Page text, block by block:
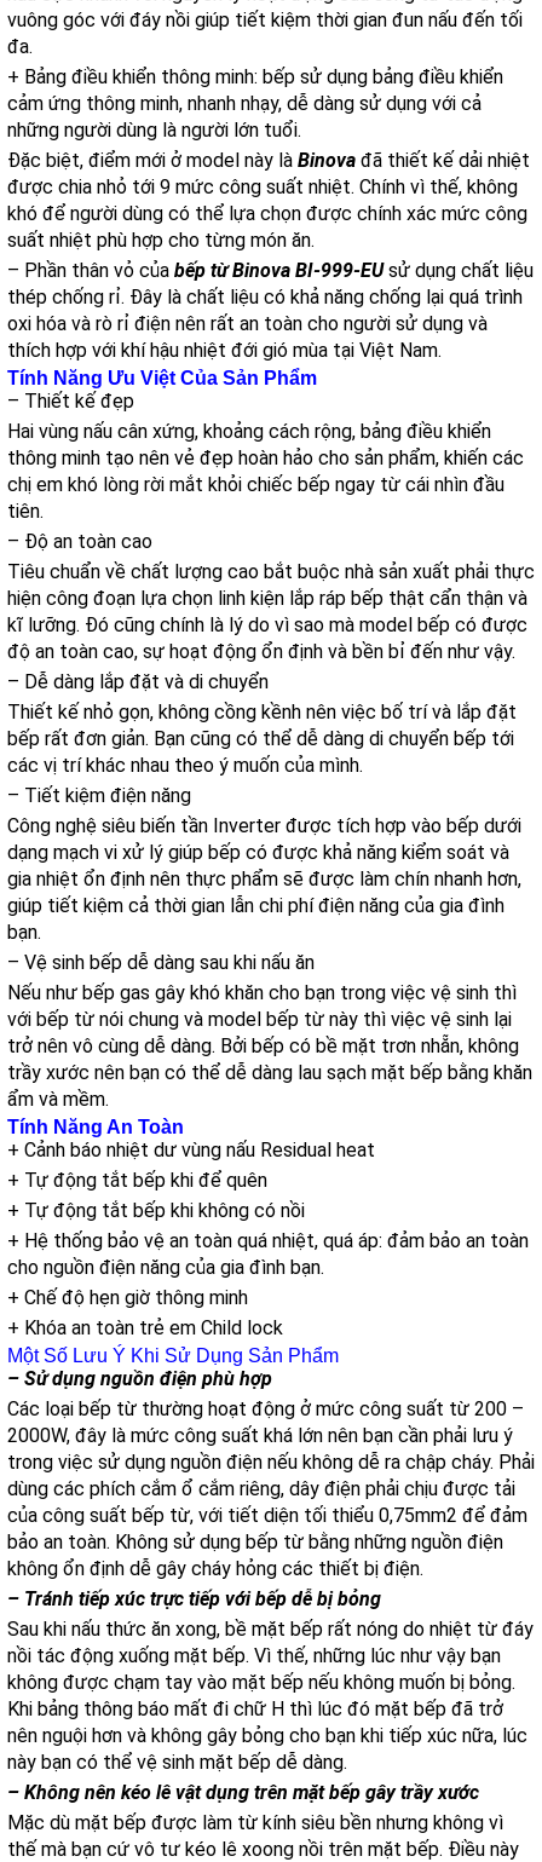
vuông góc với đáy nồi giúp tiết kiệm thời gian đun nấu đến tối
đa.
+ Bảng điều khiển thông minh: bếp sử dụng bảng điều khiển
cảm ứng thông minh, nhanh nhạy, dễ dàng sử dụng với cả
những người dùng là người lớn tuổi.
Đặc biệt, điểm mới ở model này là Binova đã thiết kế dải nhiệt
được chia nhỏ tới 9 mức công suất nhiệt. Chính vì thế, không
khó để người dùng có thể lựa chọn được chính xác mức công
suất nhiệt phù hợp cho từng món ăn.
– Phần thân vỏ của bếp từ Binova BI-999-EU sử dụng chất liệu
thép chống rỉ. Đây là chất liệu có khả năng chống lại quá trình
oxi hóa và rò rỉ điện nên rất an toàn cho người sử dụng và
thích hợp với khí hậu nhiệt đới gió mùa tại Việt Nam.
Tính Năng Ưu Việt Của Sản Phẩm
– Thiết kế đẹp
Hai vùng nấu cân xứng, khoảng cách rộng, bảng điều khiển
thông minh tạo nên vẻ đẹp hoàn hảo cho sản phẩm, khiến các
chị em khó lòng rời mắt khỏi chiếc bếp ngay từ cái nhìn đầu
tiên.
– Độ an toàn cao
Tiêu chuẩn về chất lượng cao bắt buộc nhà sản xuất phải thực
hiện công đoạn lựa chọn linh kiện lắp ráp bếp thật cẩn thận và
kĩ lưỡng. Đó cũng chính là lý do vì sao mà model bếp có được
độ an toàn cao, sự hoạt động ổn định và bền bỉ đến như vậy.
– Dễ dàng lắp đặt và di chuyển
Thiết kế nhỏ gọn, không cồng kềnh nên việc bố trí và lắp đặt
bếp rất đơn giản. Bạn cũng có thể dễ dàng di chuyển bếp tới
các vị trí khác nhau theo ý muốn của mình.
– Tiết kiệm điện năng
Công nghệ siêu biến tần Inverter được tích hợp vào bếp dưới
dạng mạch vi xử lý giúp bếp có được khả năng kiểm soát và
gia nhiệt ổn định nên thực phẩm sẽ được làm chín nhanh hơn,
giúp tiết kiệm cả thời gian lẫn chi phí điện năng của gia đình
bạn.
– Vệ sinh bếp dễ dàng sau khi nấu ăn
Nếu như bếp gas gây khó khăn cho bạn trong việc vệ sinh thì
với bếp từ nói chung và model bếp từ này thì việc vệ sinh lại
trở nên vô cùng dễ dàng. Bởi bếp có bề mặt trơn nhẵn, không
trầy xước nên bạn có thể dễ dàng lau sạch mặt bếp bằng khăn
ẩm và mềm.
Tính Năng An Toàn
+ Cảnh báo nhiệt dư vùng nấu Residual heat
+ Tự động tắt bếp khi để quên
+ Tự động tắt bếp khi không có nồi
+ Hệ thống bảo vệ an toàn quá nhiệt, quá áp: đảm bảo an toàn
cho nguồn điện năng của gia đình bạn.
+ Chế độ hẹn giờ thông minh
+ Khóa an toàn trẻ em Child lock
Một Số Lưu Ý Khi Sử Dụng Sản Phẩm
– Sử dụng nguồn điện phù hợp
Các loại bếp từ thường hoạt động ở mức công suất từ 200 –
2000W, đây là mức công suất khá lớn nên bạn cần phải lưu ý
trong việc sử dụng nguồn điện nếu không dễ ra chập cháy. Phải
dùng các phích cắm ổ cắm riêng, dây điện phải chịu được tải
của công suất bếp từ, với tiết diện tối thiểu 0,75mm2 để đảm
bảo an toàn. Không sử dụng bếp từ bằng những nguồn điện
không ổn định dễ gây cháy hỏng các thiết bị điện.
– Tránh tiếp xúc trực tiếp với bếp dễ bị bỏng
Sau khi nấu thức ăn xong, bề mặt bếp rất nóng do nhiệt từ đáy
nồi tác động xuống mặt bếp. Vì thế, những lúc như vậy bạn
không được chạm tay vào mặt bếp nếu không muốn bị bỏng.
Khi bảng thông báo mất đi chữ H thì lúc đó mặt bếp đã trở
nên nguội hơn và không gây bỏng cho bạn khi tiếp xúc nữa, lúc
này bạn có thể vệ sinh mặt bếp dễ dàng.
– Không nên kéo lê vật dụng trên mặt bếp gây trầy xước
Mặc dù mặt bếp được làm từ kính siêu bền nhưng không vì
thế mà bạn cứ vô tư kéo lê xoong nồi trên mặt bếp. Điều này